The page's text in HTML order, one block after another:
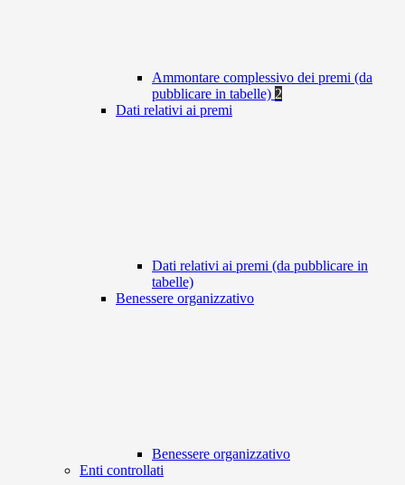
Ammontare complessivo dei premi (da
pubblicare in tabelle) 2
Dati relativi ai premi
Dati relativi ai premi (da pubblicare in
tabelle)
Benessere organizzativo
Benessere organizzativo
Enti controllati